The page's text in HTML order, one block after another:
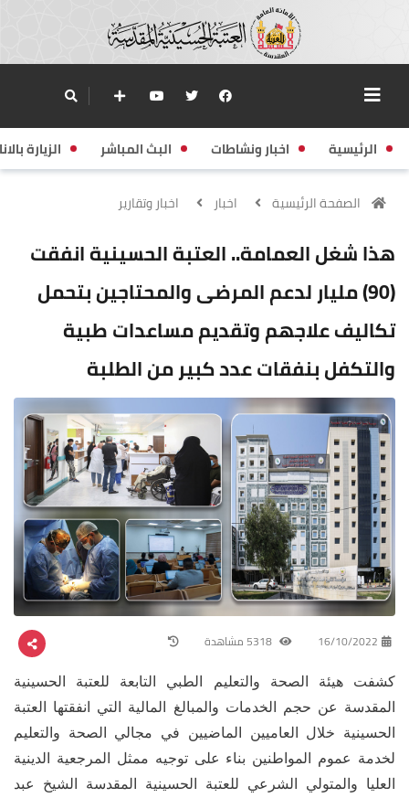
الرئيسية اخبار ونشاطات البث المباشر الزيارة
الصفحة الرئيسية اخبار اخبار وتقارير
هذا شغل العمامة.. العتبة الحسينية انفقت
(90) مليار لدعم المرضى والمحتاجين بتحمل
تكاليف علاجهم وتقديم مساعدات طبية
والتكفل بنفقات عدد كبير من الطلبة
16/10/2022
كشفت هيئة الصحة والتعليم الطبي التابعة للعتبة الحسينية
المقدسة عن حجم الخدمات والمبالغ المالية التي انفقتها العتبة
الحسينية خلال العاميين الماضيين في مجالي الصحة والتعليم
لخدمة عموم المواطنين بناء على توجيه ممثل المرجعية الدينية
العليا والمتولي الشرعي للعتبة الحسينية المقدسة الشيخ عبد